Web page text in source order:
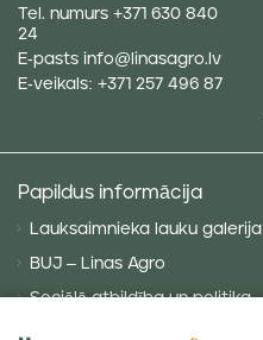
Tel. numurs +371 630 840
24
E-pasts info@linasagro.lv
E-veikals: +371 257 496 87
Papildus informācija
Lauksaimnieka lauku galerija
BUJ – Linas Agro
Sociālā atbildība un politika